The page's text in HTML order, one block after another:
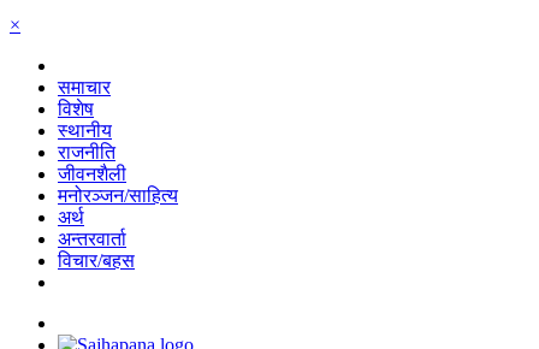
×
समाचार
विशेष
स्थानीय
राजनीति
जीवनशैली
मनोरञ्जन/साहित्य
अर्थ
अन्तरवार्ता
विचार/बहस